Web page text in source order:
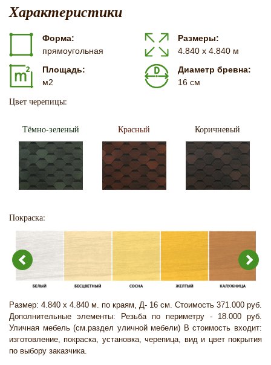
Характеристики
Форма:
прямоугольная
Размеры:
4.840 х 4.840 м
Площадь:
м2
Диаметр бревна:
16 см
Цвет черепицы:
Тёмно-зеленый Красный Коричневый
Покраска:
Размер: 4.840 х 4.840 м. по краям, Д- 16 см. Стоимость 371.000 руб.
Дополнительные элементы: Резьба по периметру - 18.000 руб.
Уличная мебель (см.раздел уличной мебели) В стоимость входит:
изготовление, покраска, установка, черепица, вид и цвет покрытия
по выбору заказчика.